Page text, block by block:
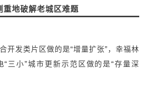
重地破解老城区难题
开发类片区做的是“增量扩张”，幸福林
“三小”城市更新示范区做的是“存量深